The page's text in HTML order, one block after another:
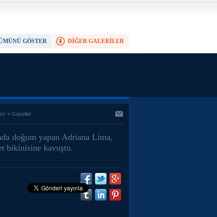
DİĞER GALERİLER
GÖSTER
» Güzeller
doğum yapan Adriana Lima,
bikinisine kavuştu.